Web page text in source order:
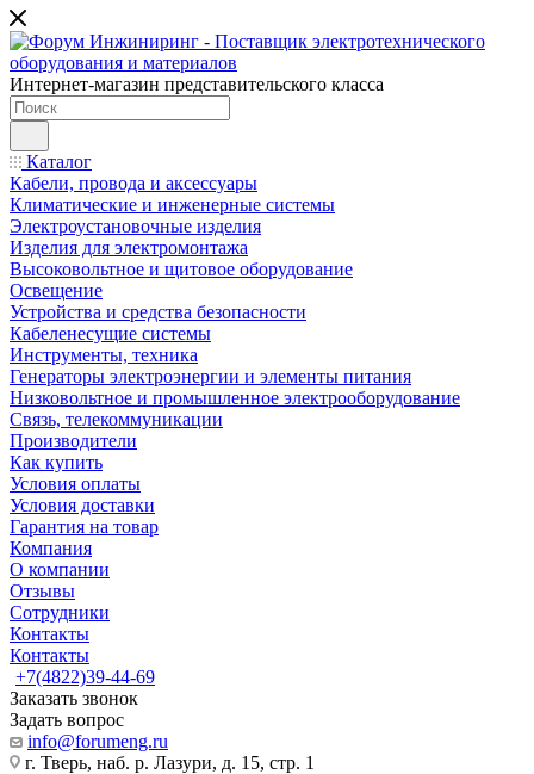
Интернет-магазин представительского класса
Каталог
Кабели, провода и аксессуары
Климатические и инженерные системы
Электроустановочные изделия
Изделия для электромонтажа
Высоковольтное и щитовое оборудование
Освещение
Устройства и средства безопасности
Кабеленесущие системы
Инструменты, техника
Генераторы электроэнергии и элементы питания
Низковольтное и промышленное электрооборудование
Связь, телекоммуникации
Производители
Как купить
Условия оплаты
Условия доставки
Гарантия на товар
Компания
О компании
Отзывы
Сотрудники
Контакты
Контакты
+7(4822)39-44-69
Заказать звонок
Задать вопрос
info@forumeng.ru
г. Тверь, наб. р. Лазури, д. 15, стр. 1